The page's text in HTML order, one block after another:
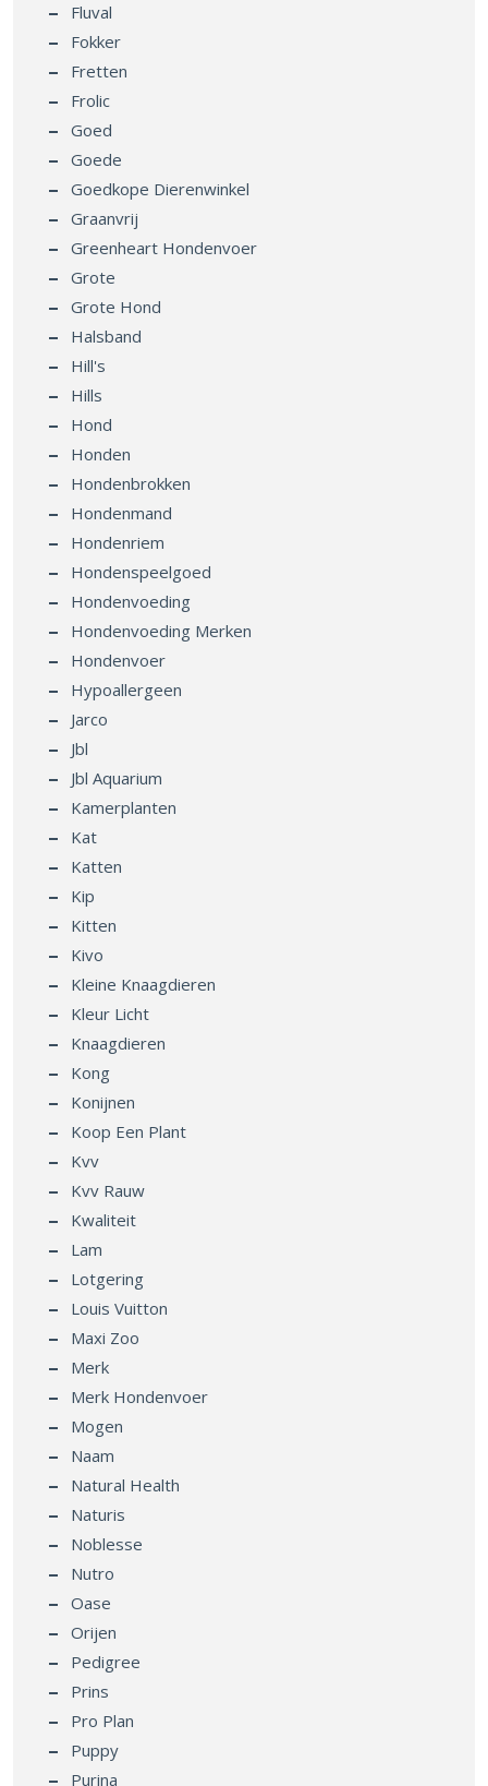
Fluval
Fokker
Fretten
Frolic
Goed
Goede
Goedkope Dierenwinkel
Graanvrij
Greenheart Hondenvoer
Grote
Grote Hond
Halsband
Hill's
Hills
Hond
Honden
Hondenbrokken
Hondenmand
Hondenriem
Hondenspeelgoed
Hondenvoeding
Hondenvoeding Merken
Hondenvoer
Hypoallergeen
Jarco
Jbl
Jbl Aquarium
Kamerplanten
Kat
Katten
Kip
Kitten
Kivo
Kleine Knaagdieren
Kleur Licht
Knaagdieren
Kong
Konijnen
Koop Een Plant
Kvv
Kvv Rauw
Kwaliteit
Lam
Lotgering
Louis Vuitton
Maxi Zoo
Merk
Merk Hondenvoer
Mogen
Naam
Natural Health
Naturis
Noblesse
Nutro
Oase
Orijen
Pedigree
Prins
Pro Plan
Puppy
Purina